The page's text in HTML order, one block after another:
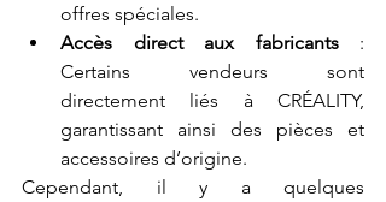
offres spéciales.
Accès direct aux fabricants :
Certains vendeurs sont
directement liés à CRÉALITY,
garantissant ainsi des pièces et
accessoires d’origine.
Cependant, il y a quelques